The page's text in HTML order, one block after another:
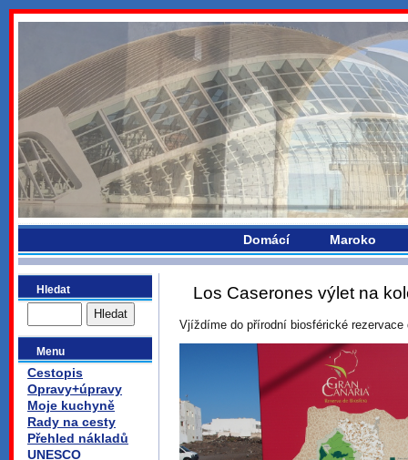
bydlikemevropou.com
Domácí Maroko
Hledat
Menu
Cestopis
Opravy+úpravy
Moje kuchyně
Rady na cesty
Přehled nákladů
UNESCO
Los Caserones výlet na
Vjíždíme do přírodní biosférické